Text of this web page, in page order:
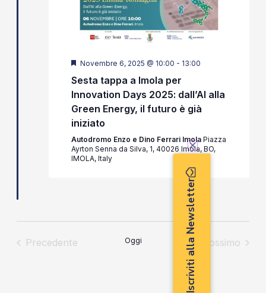
Segnalati
Novembre 6, 2025 @ 10:00 - 13:00
Sesta tappa a Imola per
Innovation Days 2025: dall’AI alla
Green Energy, il futuro è già
iniziato
Autodromo Enzo e Dino Ferrari Imola Piazza
Ayrton Senna da Silva, 1, 40026 Imola, BO,
IMOLA, Italy
Precedente
Oggi
Prossimo
Iscriviti alla Newsletter